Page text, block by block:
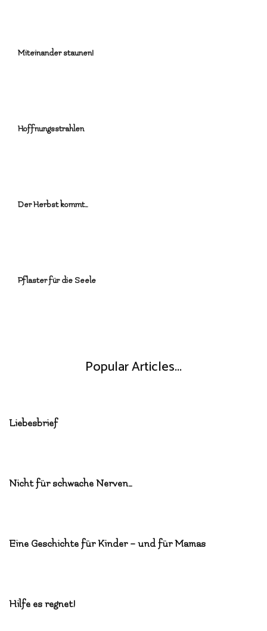
Miteinander staunen!
Hoffnungsstrahlen
Der Herbst kommt…
Pflaster für die Seele
Popular Articles...
Liebesbrief
Nicht für schwache Nerven…
Eine Geschichte für Kinder – und für Mamas
Hilfe es regnet!